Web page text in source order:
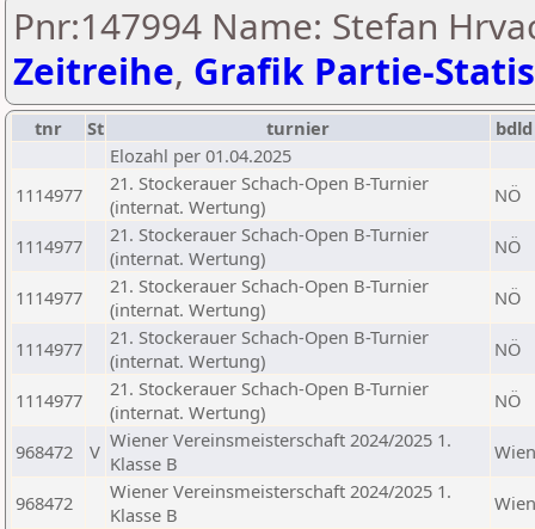
Pnr:147994 Name: Stefan
Zeitreihe, Grafik Partie-
tnr St turnier
bdld
Elozahl per 01.04.2025
1114977
21. Stockerauer Schach-Open B-Turnier
(internat. Wertung)
NÖ
1114977
21. Stockerauer Schach-Open B-Turnier
(internat. Wertung)
NÖ
1114977
21. Stockerauer Schach-Open B-Turnier
(internat. Wertung)
NÖ
1114977
21. Stockerauer Schach-Open B-Turnier
(internat. Wertung)
NÖ
1114977
21. Stockerauer Schach-Open B-Turnier
(internat. Wertung)
NÖ
968472 V Wiener Vereinsmeisterschaft 2024/2025 1.
Klasse B
Wien
968472
Wiener Vereinsmeisterschaft 2024/2025 1.
Klasse B
Wien